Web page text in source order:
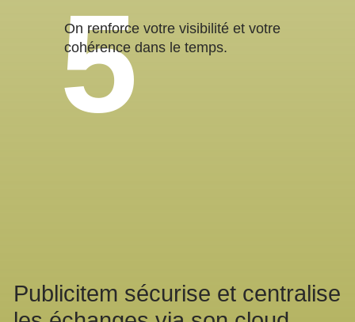
On renforce votre visibilité et votre
cohérence dans le temps.
Publicitem sécurise et centralise